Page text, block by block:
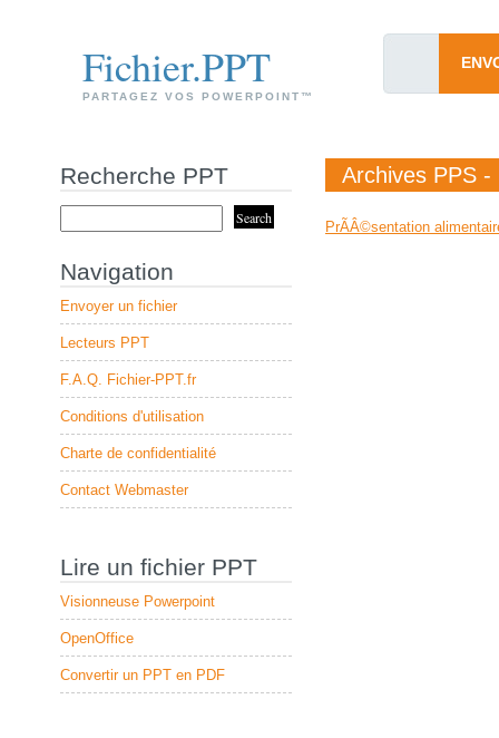
Fichier.PPT
PARTAGEZ VOS POWERPOINT™
Archives PPS -
PrÃÂ©sentation
Recherche PPT
Navigation
Envoyer un fichier
Lecteurs PPT
F.A.Q. Fichier-PPT.fr
Conditions d'utilisation
Charte de confidentialité
Contact Webmaster
Lire un fichier PPT
Visionneuse Powerpoint
OpenOffice
Convertir un PPT en PDF